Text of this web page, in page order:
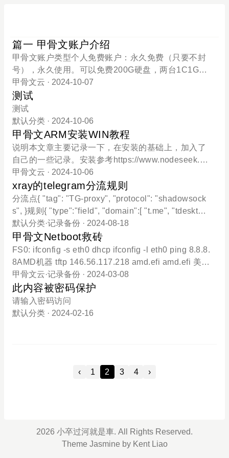
篇一 甲骨文账户介绍
甲骨文账户类型个人免费账户：永久免费（只要不封
号），永久使用。可以免费200G硬盘，两台1C1G的
AMD（老AMD是500M带宽，新AMD是50M带宽），
不超过4C24G的ARM（需要当前区域有货，一般无
货）。个人升级账户：升级号默认为三区账号，不开
付费机器，主区和免费账户一样永久使用，好处是随
时可以手开ARM，不受放货的限制。两外两个副区，
和主区共享4C24G的ARM免费额度，但是副区的硬盘
会收费，最低50G硬盘每月15元。教育账户：和个人
免费账户没有区别，只是教育号的赠金是一年有效，
一年后转为个人免费账户。所以一般来说超过一年的
教育号比较稳，一年内，如果教育母号下的子号违规
封号，所有子号都会被封号。多区免费账户：老账号
才有多区免费号，主区免费开AMD和ARM，副区只可
以开ARM企业账户：企业申请的账户，可以开高级的
付费机器，但是欠费后会有封号风险，有的企业号欠
费多年不封继续用的也有。四权账户：每个区都有20
0G硬盘，AMD和ARM的免费额度。是阉割版的全区
企业号，还有隐藏好处。流量每月10T出站流量，但
是免费账户超过10T后还可以正常使用，所以对免费
账户来说，不限流量。如果变为升级
甲骨文云 · 2024-10-07
测试
测试
默认分类 · 2024-10-06
甲骨文ARM安装WIN教程
说明本文章主要记录一下，在安装的基础上，加入了
自己的一些记录。安装参考https://www.nodeseek.co
m/post-168004-1https://telegra.ph/OracleArmWindo
ws-10-02安装要点ISO方式（安装过程约30分钟）cur
l -O https://raw.githubusercontent.com/bin456789/re
install/main/reinstall.sh bash reinstall.sh windows \
--image-name='Windows 11 enterprise ltsc 2024' \ -
-iso 'https://drive.massgrave.dev/X23-81950_2610
0.1742.240906-0331.ge_release_svc_refresh_CLI
ENT_ENTERPRISES_OEM_A64FRE_en-us.iso'dd
包方式（安装过程约15分钟）curl -O https://raw.gith
ubusercontent.com/bin456789/reinst
甲骨文云 · 2024-10-06
xray的telegram分流规则
分流点{ "tag": "TG-proxy", "protocol": "shadowsock
s", }规则{ "type":"field", "domain":[ "t.me", "tdesktop.
com", "telegra.ph", "telegram.me", "telegram.org", "t
默认分类·记录备份 · 2024-08-18
甲骨文Netboot救砖
FS0: ifconfig -s eth0 dhcp ifconfig -l eth0 ping 8.8.8.
8AMD机器 tftp 146.56.117.218 amd.efi amd.efi 美国
tftp 129.159.37.136 amd.efi amd.efi ARM机器 tftp 1
46.56.117.218 arm.efi arm.efi 美国 tftp 129.159.37.1
36 arm.efi arm.efidockerdocker run -itd --name tftpd
\ -p 69:69/udp \ -e PUID=1111 \ -e PGID=1112 \ --re
甲骨文云·记录备份 · 2024-03-08
此内容被密码保护
请输入密码访问
默认分类 · 2024-02-16
‹ 1 2 3 4 ›
2026 小卒过河就是車. All Rights Reserved.
Theme Jasmine by Kent Liao